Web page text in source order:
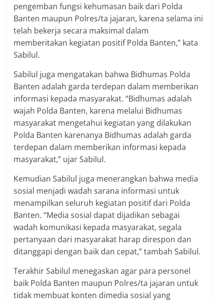
pengemban fungsi kehumasan baik dari Polda
Banten maupun Polres/ta jajaran, karena selama ini
telah bekerja secara maksimal dalam
memberitakan kegiatan positif Polda Banten,” kata
Sabilul.
Sabilul juga mengatakan bahwa Bidhumas Polda
Banten adalah garda terdepan dalam memberikan
informasi kepada masyarakat. “Bidhumas adalah
wajah Polda Banten, karena melalui Bidhumas
masyarakat mengetahui kegiatan yang dilakukan
Polda Banten karenanya Bidhumas adalah garda
terdepan dalam memberikan informasi kepada
masyarakat,” ujar Sabilul.
Kemudian Sabilul juga menerangkan bahwa media
sosial menjadi wadah sarana informasi untuk
menampilkan seluruh kegiatan positif dari Polda
Banten. “Media sosial dapat dijadikan sebagai
wadah komunikasi kepada masyarakat, segala
pertanyaan dari masyarakat harap direspon dan
ditanggapi dengan baik dan cepat,” tambah Sabilul.
Terakhir Sabilul menegaskan agar para personel
baik Polda Banten maupun Polres/ta jajaran untuk
tidak membuat konten dimedia sosial yang